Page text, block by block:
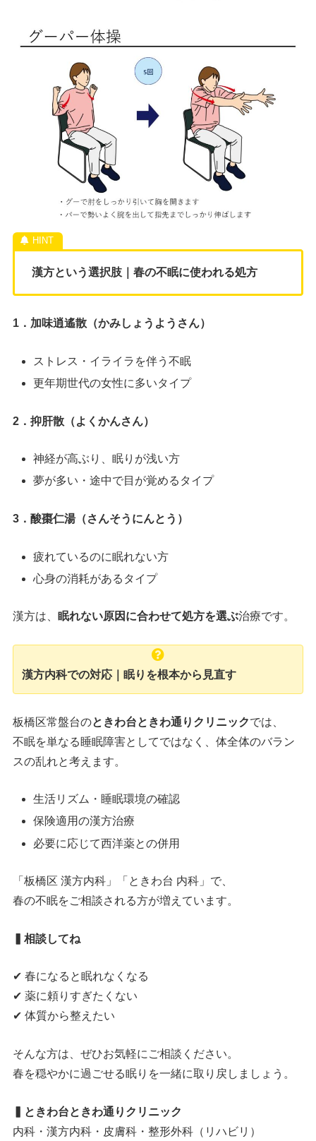
漢方という選択肢｜春の不眠に使われる処方
1．加味逍遙散（かみしょうようさん）
ストレス・イライラを伴う不眠
更年期世代の女性に多いタイプ
2．抑肝散（よくかんさん）
神経が高ぶり、眠りが浅い方
夢が多い・途中で目が覚めるタイプ
3．酸棗仁湯（さんそうにんとう）
疲れているのに眠れない方
心身の消耗があるタイプ
漢方は、眠れない原因に合わせて処方を選ぶ治療です。
漢方内科での対応｜眠りを根本から見直す
板橋区常盤台のときわ台ときわ通りクリニックでは、
不眠を単なる睡眠障害としてではなく、体全体のバラン
スの乱れと考えます。
生活リズム・睡眠環境の確認
保険適用の漢方治療
必要に応じて西洋薬との併用
「板橋区 漢方内科」「ときわ台 内科」で、
春の不眠をご相談される方が増えています。
▍相談してね
✔ 春になると眠れなくなる
✔ 薬に頼りすぎたくない
✔ 体質から整えたい
そんな方は、ぜひお気軽にご相談ください。
春を穏やかに過ごせる眠りを一緒に取り戻しましょう。
▍ときわ台ときわ通りクリニック
内科・漢方内科・皮膚科・整形外科（リハビリ）